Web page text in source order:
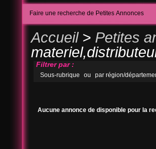
Faire une recherche de Petites Annonces
Accueil> Petites
Filtrer par :
Sous-rubrique ou par région/
Aucune annonce de disponible pour la